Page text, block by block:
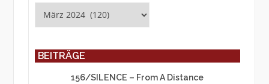
BEITRÄGE
156/SILENCE – From A Distance